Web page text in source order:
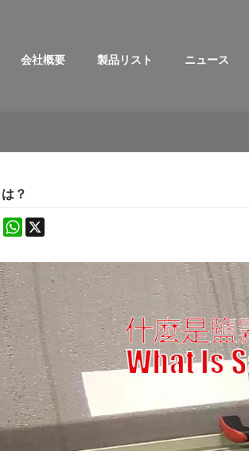
会社概要 製品リスト ニュース
？
MastodonWhatsApp